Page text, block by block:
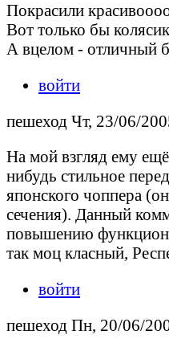
Покрасили
Вот только бы
А вцелом - отличный
войти
пешеход Чт, 23/06/
На мой взгляд ему
нибудь стильное
японского чоппера
сечения). Данный
повышению
так моц класный,
войти
пешеход Пн, 20/06/